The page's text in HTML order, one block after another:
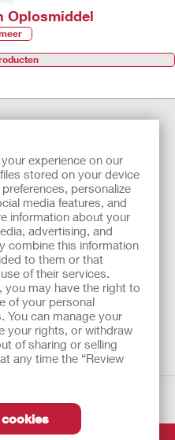
experience on our
stored on your device
personalize
media features, and
information about your
advertising, and
combine this information
to them or that
of their services.
you may have the right to
of your personal
You can manage your
your rights, or withdraw
of sharing or selling
any time the “Review
Oplosmiddel
dienen
volgende symbolen
advies en is niet